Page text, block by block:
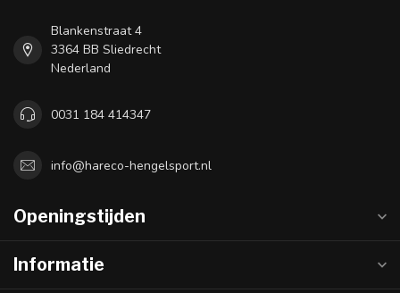
Blankenstraat 4
3364 BB Sliedrecht
Nederland
0031 184 414347
info@hareco-hengelsport.nl
Openingstijden
Informatie